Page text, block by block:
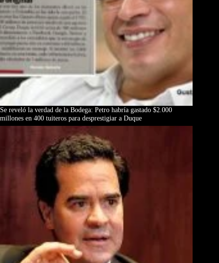
Se reveló la verdad de la Bodega: Petro habría gastado $2.000
millones en 400 tuiteros para desprestigiar a Duque